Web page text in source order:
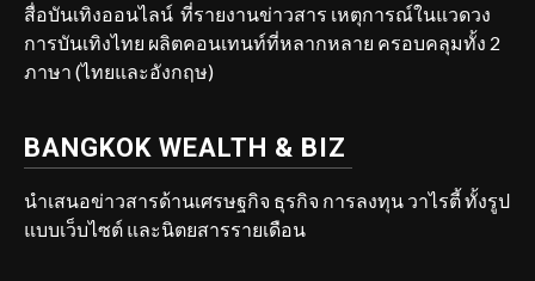
สื่อบันเทิงออนไลน์ ที่รายงานข่าวสาร เหตุการณ์ในแวดวง
การบันเทิงไทย ผลิตคอนเทนท์ที่หลากหลาย ครอบคลุมทั้ง 2
ภาษา (ไทยและอังกฤษ)
BANGKOK WEALTH & BIZ
นำเสนอข่าวสารด้านเศรษฐกิจ ธุรกิจ การลงทุน วาไรตี้ ทั้งรูป
แบบเว็บไซต์ และนิตยสารรายเดือน